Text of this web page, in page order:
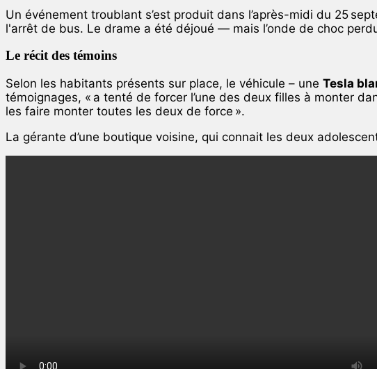
Un événement troublant s’est produit dans l’après-midi du 25
l'arrêt de bus. Le drame a été déjoué — mais l’onde de choc
Le récit des témoins
Selon les habitants présents sur place, le véhicule – une Tesla
témoignages, « a tenté de forcer l’une des deux filles à monter
les faire monter toutes les deux de force ».
La gérante d’une boutique voisine, qui connait les deux